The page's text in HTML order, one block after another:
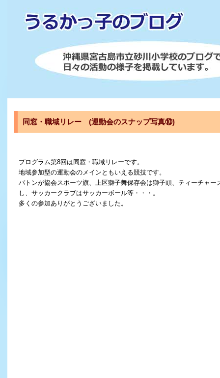
同窓・職域リレー (運動会のスナップ写真⑩)
プログラム第8回は同窓・職域リレーです。
地域参加型の運動会のメインともいえる競技です。
バトンが協会スポーツ旗、上区獅子舞保存会は獅子頭、ティーチャー
し、サッカークラブはサッカーボール等・・・。
多くの参加ありがとうございました。